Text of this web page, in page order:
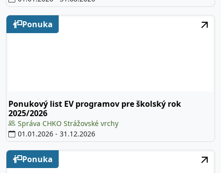
Ponuka
Ponukový list EV programov pre školský rok
2025/2026
Správa CHKO Strážovské vrchy
01.01.2026- 31.12.2026
Ponuka